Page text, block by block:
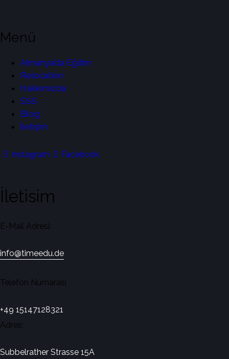
Menü
Almanya’da Eğitim
Relocation
Hakkımızda
SSS
Blog
İletişim
Instagram Facebook
İletisim
E-Mail Adresi:
info@timeedu.de
Telefon Numarası
+49 15147128321
Adres:
Subbelrather Strasse 15A